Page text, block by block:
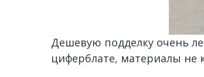
Дешевую подделку очень
циферблате, материалы не